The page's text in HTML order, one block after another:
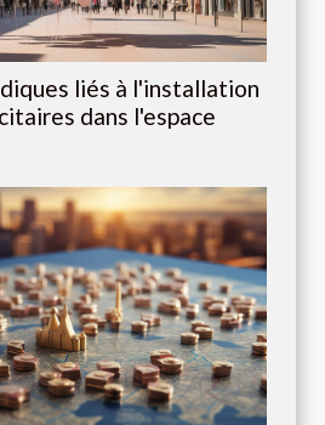
liés à l'installation
dans l'espace